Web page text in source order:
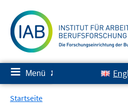
zum
Inhalt
≡ Menü ✘
Startseite